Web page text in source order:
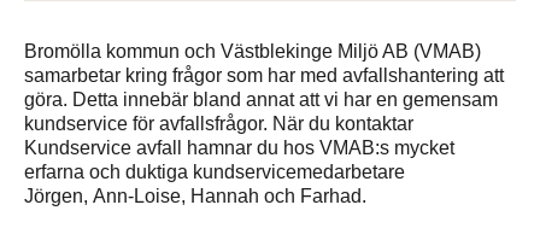
Bromölla kommun och Västblekinge Miljö AB (VMAB)
samarbetar kring frågor som har med avfallshantering att
göra. Detta innebär bland annat att vi har en gemensam
kundservice för avfallsfrågor. När du kontaktar
Kundservice avfall hamnar du hos VMAB:s mycket
erfarna och duktiga kundservicemedarbetare
Jörgen, Ann-Loise, Hannah och Farhad.